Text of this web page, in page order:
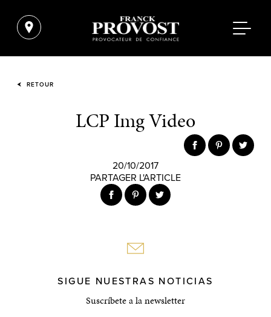
RETOUR
LCP Img Video
20/10/2017
PARTAGER L'ARTICLE
SIGUE NUESTRAS NOTICIAS
Suscríbete a la newsletter